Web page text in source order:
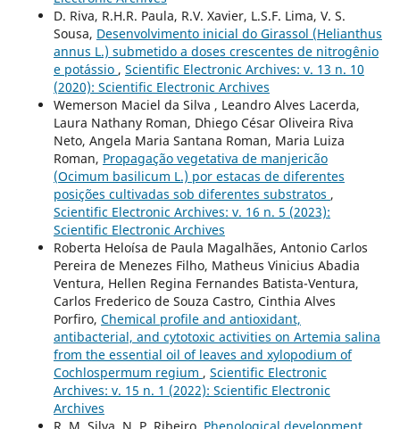
D. Riva, R.H.R. Paula, R.V. Xavier, L.S.F. Lima, V. S.
Sousa, Desenvolvimento inicial do Girassol (Helianthus
annus L.) submetido a doses crescentes de nitrogênio
e potássio , Scientific Electronic Archives: v. 13 n. 10
(2020): Scientific Electronic Archives
Wemerson Maciel da Silva , Leandro Alves Lacerda,
Laura Nathany Roman, Dhiego César Oliveira Riva
Neto, Angela Maria Santana Roman, Maria Luiza
Roman, Propagação vegetativa de manjericão
(Ocimum basilicum L.) por estacas de diferentes
posições cultivadas sob diferentes substratos ,
Scientific Electronic Archives: v. 16 n. 5 (2023):
Scientific Electronic Archives
Roberta Heloísa de Paula Magalhães, Antonio Carlos
Pereira de Menezes Filho, Matheus Vinicius Abadia
Ventura, Hellen Regina Fernandes Batista-Ventura,
Carlos Frederico de Souza Castro, Cinthia Alves
Porfiro, Chemical profile and antioxidant,
antibacterial, and cytotoxic activities on Artemia salina
from the essential oil of leaves and xylopodium of
Cochlospermum regium , Scientific Electronic
Archives: v. 15 n. 1 (2022): Scientific Electronic
Archives